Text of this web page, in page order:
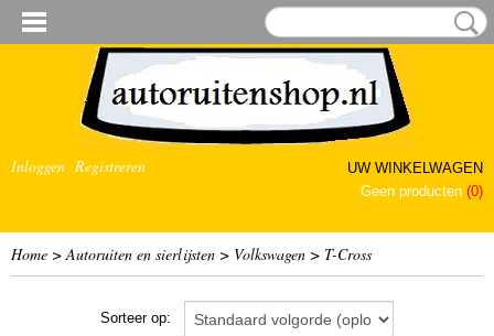
Inloggen Registreren
UW WINKELWAGEN
Geen producten (0)
Home >Autoruiten en sierlijsten > Volkswagen > T-Cross
Sorteer op: